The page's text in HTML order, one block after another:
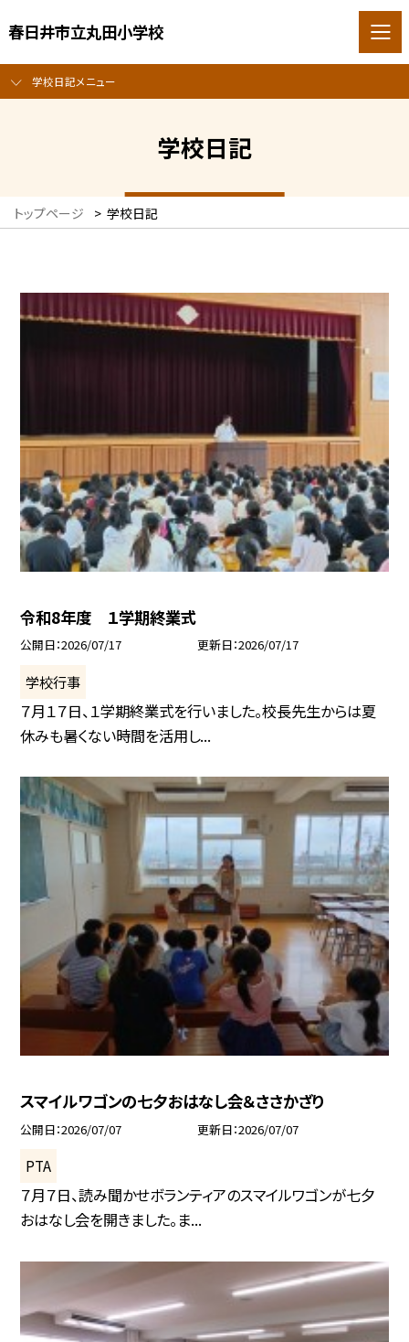
春日井市立丸田小学校
学校日記メニュー
学校日記
トップページ > 学校日記
令和8年度 １学期終業式
公開日 2026/07/17 更新日 2026/07/17
学校行事
７月１７日、１学期終業式を行いました。校長先生からは夏
休みも暑くない時間を活用し...
スマイルワゴンの七夕おはなし会＆ささかざり
公開日 2026/07/07 更新日 2026/07/07
PTA
７月７日、読み聞かせボランティアのスマイルワゴンが七夕
おはなし会を開きました。ま...